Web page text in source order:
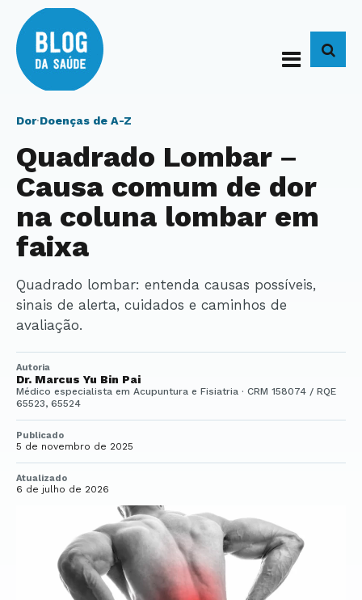
Dor·Doenças de A-Z
Quadrado Lombar –
Causa comum de dor
na coluna lombar em
faixa
Quadrado lombar: entenda causas possíveis,
sinais de alerta, cuidados e caminhos de
avaliação.
Autoria
Dr. Marcus Yu Bin Pai
Médico especialista em Acupuntura e Fisiatria · CRM 158074 / RQE
65523, 65524
Publicado
5 de novembro de 2025
Atualizado
6 de julho de 2026